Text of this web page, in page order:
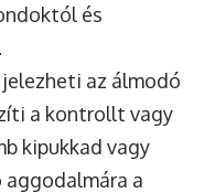
és
az álmodó
a kontrollt vagy
kipukkad vagy
a